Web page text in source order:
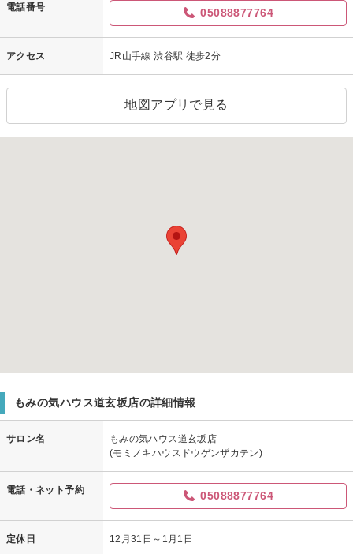
電話番号 05088877764
アクセス JR山手線 渋谷駅 徒歩2分
地図アプリで見る
もみの気ハウス道玄坂店の詳細情報
サロン名
もみの気ハウス道玄坂店
(モミノキハウスドウゲンザカテン)
電話・ネット予約 05088877764
定休日 12月31日～1月1日